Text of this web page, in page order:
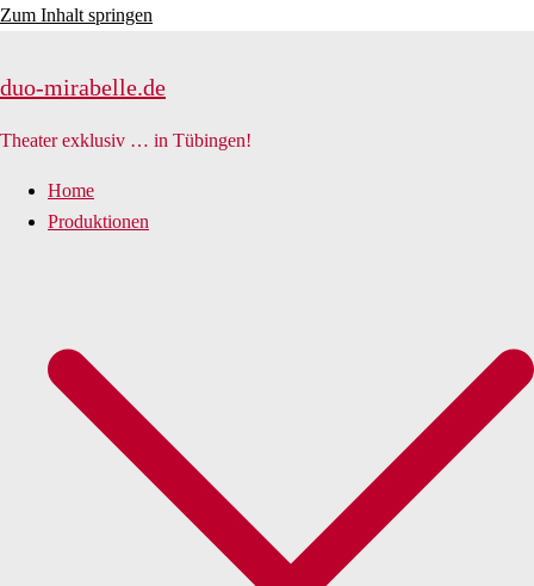
Zum Inhalt springen
duo-mirabelle.de
Theater exklusiv … in Tübingen!
Home
Produktionen